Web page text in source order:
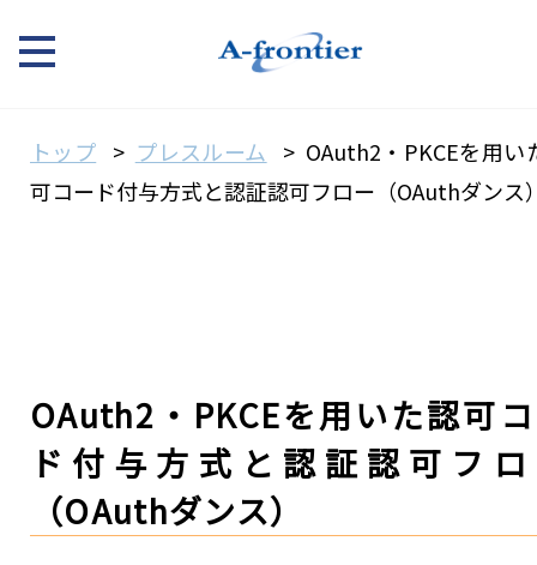
トップ プレスルーム
OAuth2・PKCEを用い
可コード付与方式と認証認可フロー（OAuthダンス
OAuth2・PKCEを用いた認可
ド付与方式と認証認可フ
（OAuthダンス）